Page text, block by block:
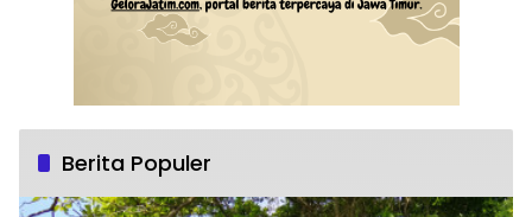
Berita Populer